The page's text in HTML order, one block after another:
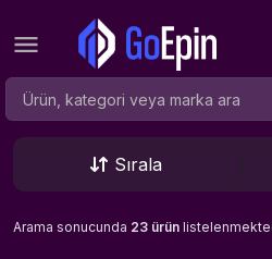
Sırala
Arama sonucunda 23 ürün